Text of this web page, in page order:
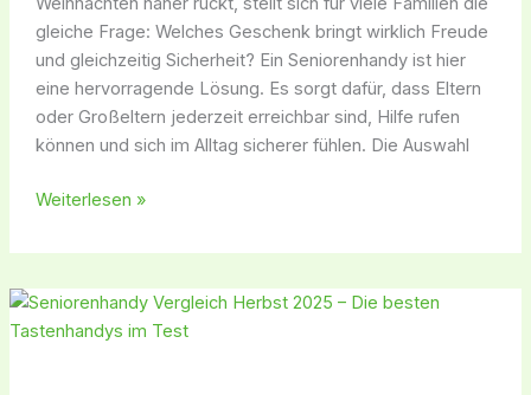
gleiche Frage: Welches Geschenk bringt wirklich Freude
und gleichzeitig Sicherheit? Ein Seniorenhandy ist hier
eine hervorragende Lösung. Es sorgt dafür, dass Eltern
oder Großeltern jederzeit erreichbar sind, Hilfe rufen
können und sich im Alltag sicherer fühlen. Die Auswahl
Weiterlesen »
Seniorenhandy
Vergleich